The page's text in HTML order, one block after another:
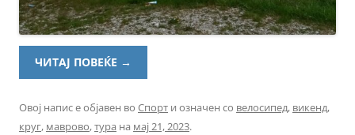
ЧИТАЈ ПОВЕЌЕ →
Овој напис е објавен во Спорт и означен со велосипед, викенд,
круг, маврово,тура на мај 21, 2023.